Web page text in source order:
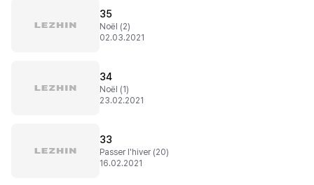
35
Noël (2)
02.03.2021
34
Noël (1)
23.02.2021
33
Passer l'hiver (20)
16.02.2021